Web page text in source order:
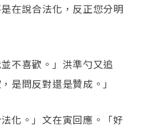
在說合法化，反正您分明
不喜歡。」洪準勺又追
是問反對還是贊成。」
化。」文在寅回應。「好